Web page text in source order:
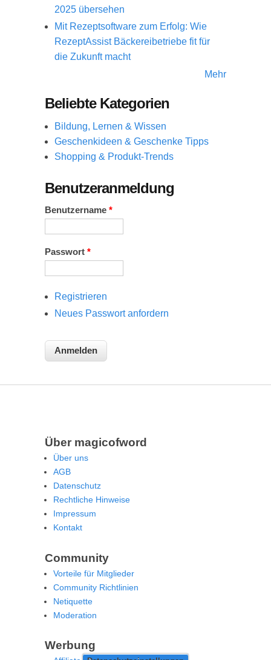
2025 übersehen
Mit Rezeptsoftware zum Erfolg: Wie
RezeptAssist Bäckereibetriebe fit für
die Zukunft macht
Mehr
Beliebte Kategorien
Bildung, Lernen & Wissen
Geschenkideen & Geschenke Tipps
Shopping & Produkt-Trends
Benutzeranmeldung
Benutzername *
Passwort *
Registrieren
Neues Passwort anfordern
Über magicofword
Über uns
AGB
Datenschutz
Rechtliche Hinweise
Impressum
Kontakt
Community
Vorteile für Mitglieder
Community Richtlinien
Netiquette
Moderation
Werbung